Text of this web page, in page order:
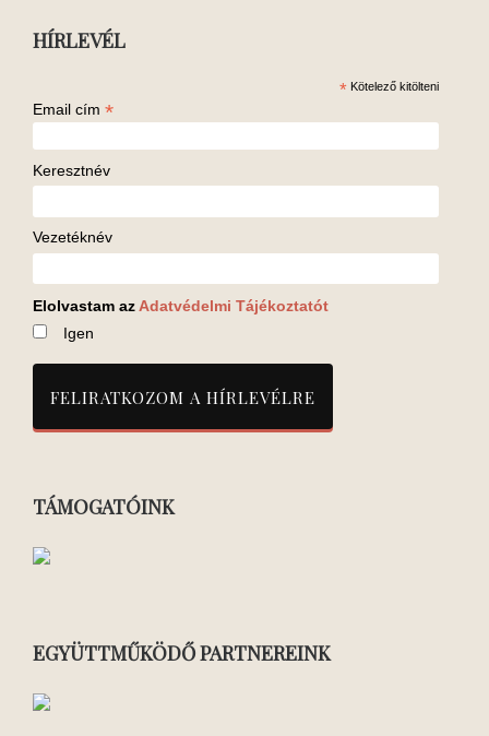
HÍRLEVÉL
* Kötelező kitölteni
Email cím *
Keresztnév
Vezetéknév
Elolvastam az Adatvédelmi Tájékoztatót
Igen
TÁMOGATÓINK
EGYÜTTMŰKÖDŐ PARTNEREINK